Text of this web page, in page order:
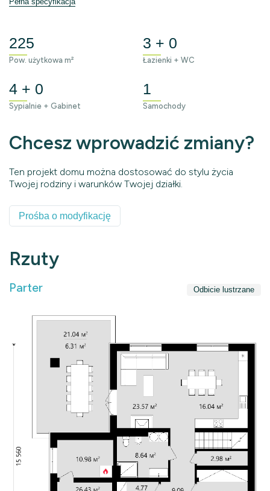
225
Pow. użytkowa m²
3 + 0
Łazienki + WC
4 + 0
Sypialnie + Gabinet
1
Samochody
Chcesz wprowadzić zmiany?
Ten projekt domu można dostosować do stylu życia
Twojej rodziny i warunków Twojej działki.
Prośba o modyfikację
Rzuty
Parter Odbicie lustrzane